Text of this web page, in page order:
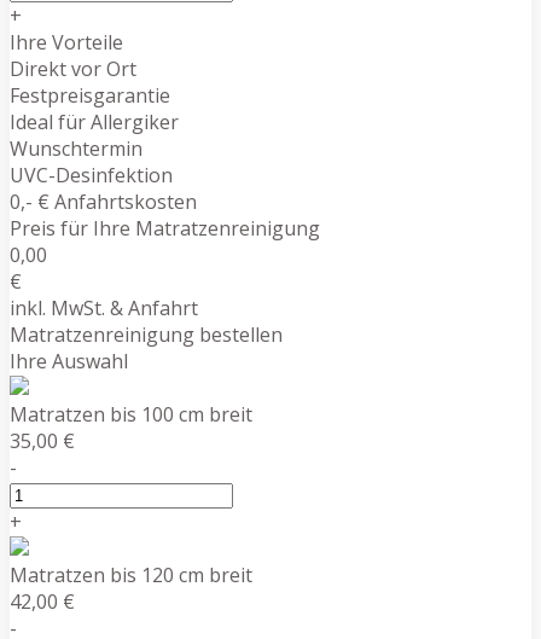
+
Ihre Vorteile
Direkt vor Ort
Festpreisgarantie
Ideal für Allergiker
Wunschtermin
UVC-Desinfektion
0,- € Anfahrtskosten
Preis für Ihre Matratzenreinigung
0,00
€
inkl. MwSt. & Anfahrt
Matratzenreinigung bestellen
Ihre Auswahl
Matratzen bis 100 cm breit
35,00 €
-
+
Matratzen bis 120 cm breit
42,00 €
-